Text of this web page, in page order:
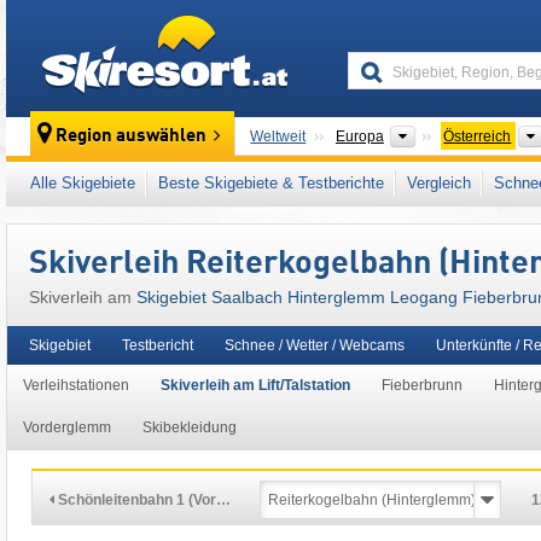
Region auswählen Weltweit Europa Kontinente
Österreich
Weltweit Europa Kontinente
Österreich
Dieses Skigebiet liegt auch in: Leoganger
SuperSkiCard, Epic Pass , Tiroler Alpen,
Mitteleuropa, Europäische Union
Alle Skigebiete Beste Skigebiete & Testberichte Vergleich
Skiverleih Reiterkogelbahn
Skiverleih am Skigebiet Saalbach Hinterglemm Leogang
Skigebiet Testbericht Schnee / Wetter / Webcams Unterkünfte /
Verleihstationen Skiverleih am Lift/Talstation Fieberbrunn
Vorderglemm Skibekleidung
Schönleitenbahn 1 (Vor…